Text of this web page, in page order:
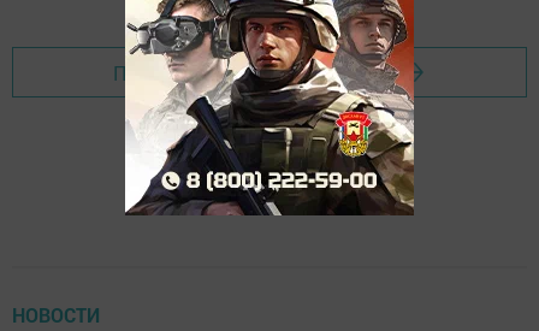
Перейти на страницу новости
НОВОСТИ